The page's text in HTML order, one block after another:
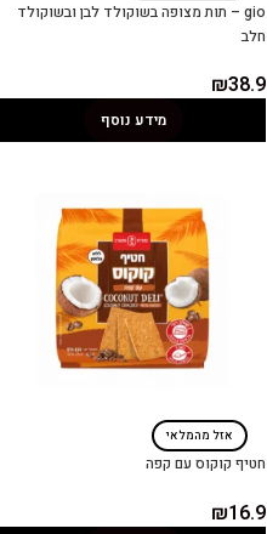
gio – תות מצופה בשוקולד לבן ובשוקולד
חלב
₪38.9
מידע נוסף
אזל מהמלאי
חטיף קוקוס עם קפה
₪16.9